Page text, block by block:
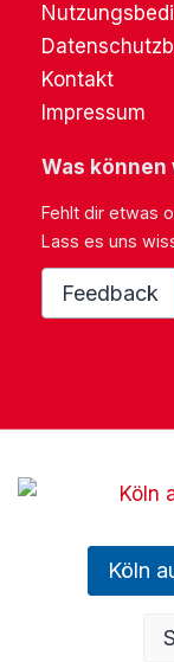
Kontakt
Impressum
Was
Fehlt dir etwas
Lass es uns
Feedback
Köln